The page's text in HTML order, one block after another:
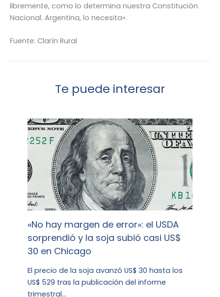
libremente, como lo determina nuestra Constitución
Nacional. Argentina, lo necesita».
Fuente: Clarín Rural
Te puede interesar
«No hay margen de error»: el USDA
sorprendió y la soja subió casi US$
30 en Chicago
El precio de la soja avanzó US$ 30 hasta los
US$ 529 tras la publicación del informe
trimestral…